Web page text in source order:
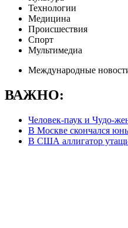
Технологии
Медицина
Происшествия
Спорт
Мультимедиа
Международные
ВАЖНО:
Человек-паук и Чудо-
В Москве скончался
В США аллигатор